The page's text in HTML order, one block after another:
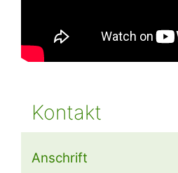
Kontakt
Anschrift